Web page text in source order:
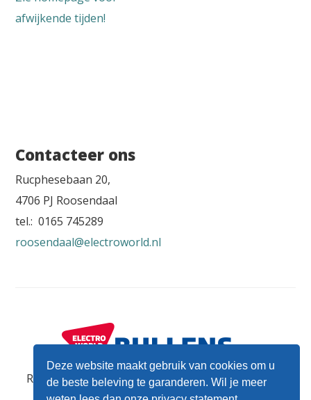
Deze website maakt gebruik van cookies om u
de beste beleving te garanderen. Wil je meer
afwijkende tijden!
Contacteer ons
Rucphesebaan 20,
4706 PJ Roosendaal
tel.: 0165 745289
roosendaal@electroworld.nl
Rucphesebaan 20, 4706 PJ Roosendaal - Tel.: 0165